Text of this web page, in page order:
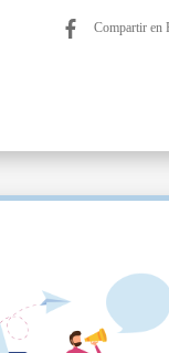
Compartir en